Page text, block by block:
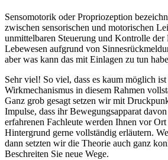
Sensomotorik oder Propriozeption
zwischen sensorischen und motorischen
unmittelbaren Steuerung und Kontrolle
Lebewesen aufgrund von
aber was kann das mit Einlagen zu tun
Sehr viel! So viel, dass es kaum möglich
Wirkmechanismus in diesem Rahmen
Ganz grob gesagt setzen wir mit
Impulse, dass ihr Bewegungsapparat
erfahrenen Fachleute werden Ihnen vor
Hintergrund gerne vollständig erläutern.
dann setzten wir die Theorie auch ganz
Beschreiten Sie neue Wege.